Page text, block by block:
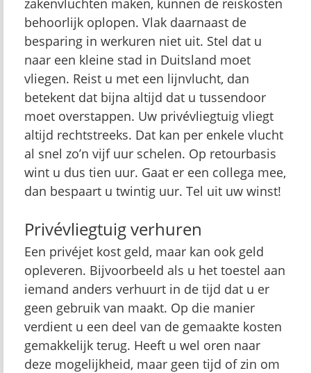
zakenvluchten maken, kunnen de reiskosten
behoorlijk oplopen. Vlak daarnaast de
besparing in werkuren niet uit. Stel dat u
naar een kleine stad in Duitsland moet
vliegen. Reist u met een lijnvlucht, dan
betekent dat bijna altijd dat u tussendoor
moet overstappen. Uw privévliegtuig vliegt
altijd rechtstreeks. Dat kan per enkele vlucht
al snel zo’n vijf uur schelen. Op retourbasis
wint u dus tien uur. Gaat er een collega mee,
dan bespaart u twintig uur. Tel uit uw winst!
Privévliegtuig verhuren
Een privéjet kost geld, maar kan ook geld
opleveren. Bijvoorbeeld als u het toestel aan
iemand anders verhuurt in de tijd dat u er
geen gebruik van maakt. Op die manier
verdient u een deel van de gemaakte kosten
gemakkelijk terug. Heeft u wel oren naar
deze mogelijkheid, maar geen tijd of zin om